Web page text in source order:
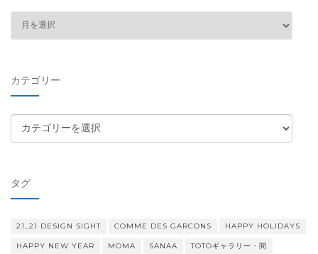
ブ
カテゴリー
テ
ー
タグ
21_21 DESIGN SIGHT COMME DES GARCONS HAPPY HOLIDAYS
HAPPY NEW YEAR MOMA SANAA TOTOギャラリー・間